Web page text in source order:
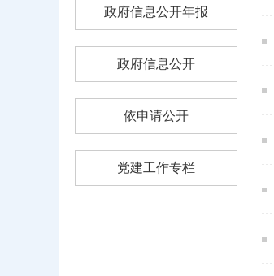
政府信息公开年报
政府信息公开
依申请公开
党建工作专栏